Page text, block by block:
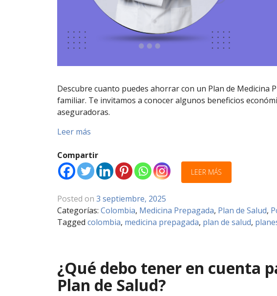
Descubre cuanto puedes ahorrar con un Plan de Medicina
familiar. Te invitamos a conocer algunos beneficios
aseguradoras.
Leer más
Compartir
LEER MÁS
Posted on 3 septiembre, 2025
Categorías: Colombia, Medicina Prepagada, Plan de Salud,
Tagged colombia, medicina prepagada, plan de salud,
¿Qué debo tener en cuenta
Plan de Salud?